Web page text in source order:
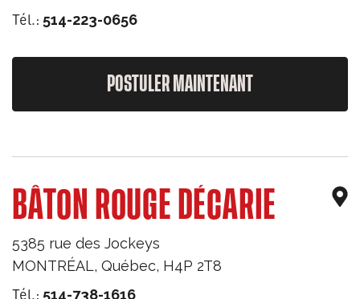
Tél.: 514-223-0656
POSTULER MAINTENANT
BÂTON ROUGE DÉCARIE
5385 rue des Jockeys
MONTRÉAL, Québec, H4P 2T8
Tél.: 514-738-1616